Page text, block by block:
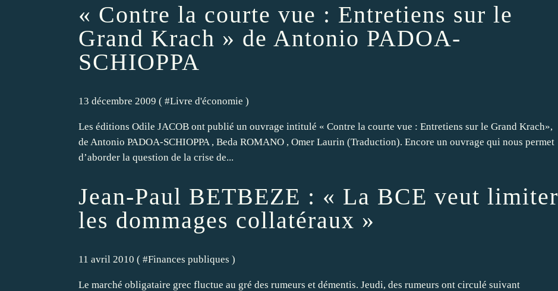
« Contre la courte vue : Entretiens sur le
Grand Krach » de Antonio PADOA-
SCHIOPPA
13 décembre 2009 ( #Livre d'économie )
Les éditions Odile JACOB ont publié un ouvrage intitulé « Contre la courte vue : Entretiens sur le Grand Krach»,
de Antonio PADOA-SCHIOPPA , Beda ROMANO , Omer Laurin (Traduction). Encore un ouvrage qui nous permet
d’aborder la question de la crise de...
Jean-Paul BETBEZE : « La BCE veut limiter
les dommages collatéraux »
11 avril 2010 ( #Finances publiques )
Le marché obligataire grec fluctue au gré des rumeurs et démentis. Jeudi, des rumeurs ont circulé suivant